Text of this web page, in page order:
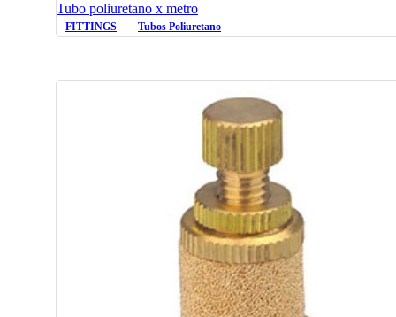
Tubo poliuretano x metro
FITTINGS Tubos Poliuretano